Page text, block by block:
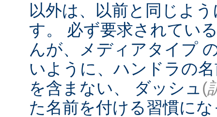
以外は、以前と同じよ
す。 必ず要求されてい
んが、メディアタイプ
いように、ハンドラの
を含まない、 ダッシュ (
た名前を付ける習慣に